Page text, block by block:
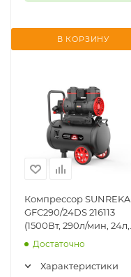
В КОРЗИНУ
Компрессор SUNREKA
GFC290/24DS 216113
(1500Вт, 290л/мин, 24л,
8бар, безмасляный)
Достаточно
Характеристики